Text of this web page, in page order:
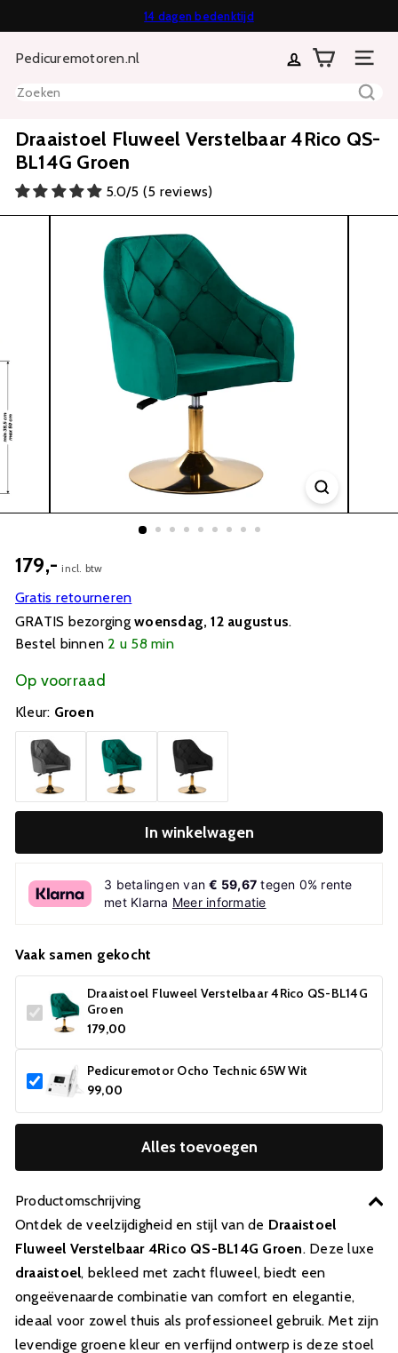
naar
inhoud
Diavoorstelling
Gratis verzending vanaf €70
14 dagen bedenktijd
Achteraf of in termijnen betalen mogelijk
Pedicuremotoren.nl
Zoeken
Draaistoel Fluweel Verstelbaar 4Rico QS-
BL14G Groen
5.0/5 (5 reviews)
179,- incl. btw
Gratis retourneren
GRATIS bezorgingwoensdag, 12 augustus.
Bestel binnen 2 u 58 min
Op voorraad
Kleur: Groen
In winkelwagen
3 betalingen van€ 59,67 tegen 0% rente
met Klarna Meer informatie
Vaak samen gekocht
Draaistoel Fluweel Verstelbaar 4Rico QS-BL14G
Groen
179,00
Pedicuremotor Ocho Technic 65W Wit
99,00
Alles toevoegen
Productomschrijving
Ontdek de veelzijdigheid en stijl van de Draaistoel
Fluweel Verstelbaar 4Rico QS-BL14G Groen. Deze luxe
draaistoel, bekleed met zacht fluweel, biedt een
ongeëvenaarde combinatie van comfort en elegantie,
ideaal voor zowel thuis als professioneel gebruik. Met zijn
levendige groene kleur en verfijnd ontwerp is deze stoel